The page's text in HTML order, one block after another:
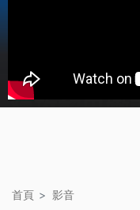
首頁 影音